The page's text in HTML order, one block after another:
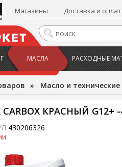
Магазины Доставка и
МАСЛА РАСХОДНЫЕ
» Масло и
КРАСНЫЙ G12+ -
430206326